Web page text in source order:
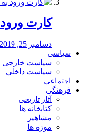
کارت ورود
دسامبر 25, 2019
سیاسی
سیاست خارجی
سیاست داخلی
اجتماعی
فرهنگی
آثار تاریخی
کتابخانه ها
مشاهیر
موزه ها